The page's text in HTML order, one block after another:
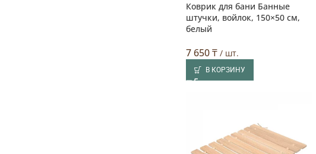
Коврик для бани Банные
штучки, войлок, 150×50 см,
белый
7 650₸/ шт.
В КОРЗИНУ